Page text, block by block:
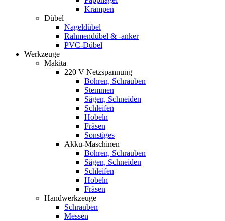
Krampen
Dübel
Nageldübel
Rahmendübel & -anker
PVC-Dübel
Werkzeuge
Makita
220 V Netzspannung
Bohren, Schrauben
Stemmen
Sägen, Schneiden
Schleifen
Hobeln
Fräsen
Sonstiges
Akku-Maschinen
Bohren, Schrauben
Sägen, Schneiden
Schleifen
Hobeln
Fräsen
Handwerkzeuge
Schrauben
Messen